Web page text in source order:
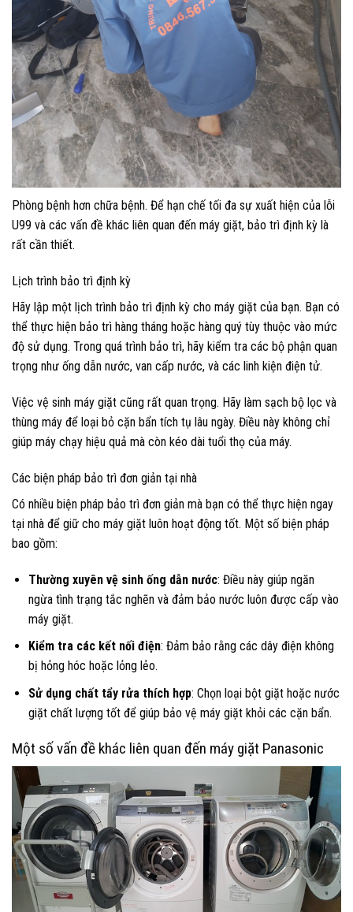
Phòng bệnh hơn chữa bệnh. Để hạn chế tối đa sự xuất hiện của lỗi
U99 và các vấn đề khác liên quan đến máy giặt, bảo trì định kỳ là
rất cần thiết.
Lịch trình bảo trì định kỳ
Hãy lập một lịch trình bảo trì định kỳ cho máy giặt của bạn. Bạn có
thể thực hiện bảo trì hàng tháng hoặc hàng quý tùy thuộc vào mức
độ sử dụng. Trong quá trình bảo trì, hãy kiểm tra các bộ phận quan
trọng như ống dẫn nước, van cấp nước, và các linh kiện điện tử.
Việc vệ sinh máy giặt cũng rất quan trọng. Hãy làm sạch bộ lọc và
thùng máy để loại bỏ cặn bẩn tích tụ lâu ngày. Điều này không chỉ
giúp máy chạy hiệu quả mà còn kéo dài tuổi thọ của máy.
Các biện pháp bảo trì đơn giản tại nhà
Có nhiều biện pháp bảo trì đơn giản mà bạn có thể thực hiện ngay
tại nhà để giữ cho máy giặt luôn hoạt động tốt. Một số biện pháp
bao gồm:
Thường xuyên vệ sinh ống dẫn nước: Điều này giúp ngăn
ngừa tình trạng tắc nghẽn và đảm bảo nước luôn được cấp vào
máy giặt.
Kiểm tra các kết nối điện: Đảm bảo rằng các dây điện không
bị hỏng hóc hoặc lỏng lẻo.
Sử dụng chất tẩy rửa thích hợp: Chọn loại bột giặt hoặc nước
giặt chất lượng tốt để giúp bảo vệ máy giặt khỏi các cặn bẩn.
Một số vấn đề khác liên quan đến máy giặt Panasonic